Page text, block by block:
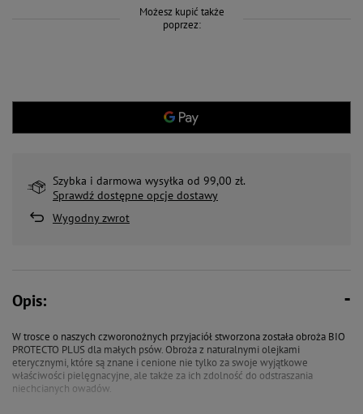
Możesz kupić także
poprzez:
Szybka i darmowa wysyłka od 99,00 zł.
Sprawdź dostępne opcje dostawy
Wygodny zwrot
Opis:
W trosce o naszych czworonożnych przyjaciół stworzona została obroża BIO
PROTECTO PLUS dla małych psów. Obroża z naturalnymi olejkami
eterycznymi, które są znane i cenione nie tylko za swoje wyjątkowe
właściwości pielęgnacyjne, ale także za ich zdolność do odstraszania
niechcianych owadów.